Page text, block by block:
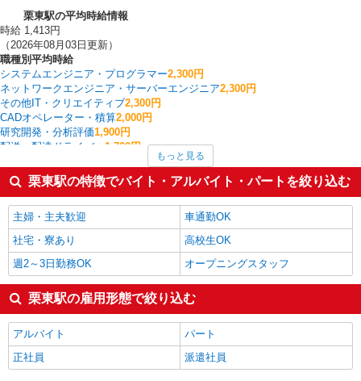
栗東駅の平均時給情報
時給 1,413円
（2026年08月03日更新）
職種別平均時給
システムエンジニア・プログラマー2,300円
ネットワークエンジニア・サーバーエンジニア2,300円
その他IT・クリエイティブ2,300円
CADオペレーター・積算2,000円
研究開発・分析評価1,900円
配送・配達ドライバー 1,700円
フォークリフト1,560円
家電・携帯販売 1,500円
テレホンアポインター1,500円
栗東駅の他の職種の平均時給を見る
もっと見る
栗東駅の特徴でバイト・アルバイト・パートを絞り込む
主婦・主夫歓迎
車通勤OK
社宅・寮あり
高校生OK
週2～3日勤務OK
オープニングスタッフ
栗東駅の雇用形態で絞り込む
アルバイト
パート
正社員
派遣社員